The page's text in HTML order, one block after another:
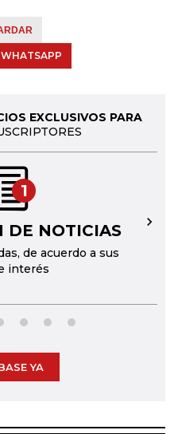
EXCLUSIVOS PARA
1
DE NOTICIAS
de acuerdo a sus
interés
→
YA